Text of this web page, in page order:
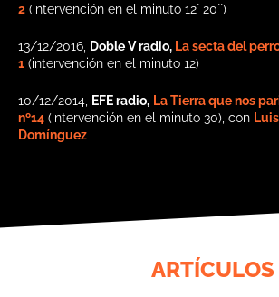
2 (intervención en el minuto 12´ 20´´)
13/12/2016, Doble V radio, La secta del
1 (intervención en el minuto 12)
10/12/2014, EFE radio, La Tierra que nos
nº14 (intervención en el minuto 30), con
Domínguez
ARTÍCULOS